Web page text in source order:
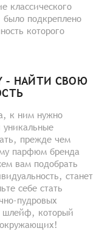
классического
было подкреплено
которого
– НАЙТИ СВОЮ
к ним нужно
прежде чем
парфюм бренда
вам подобрать
станет
себе стать
пудровых
шлейф, который